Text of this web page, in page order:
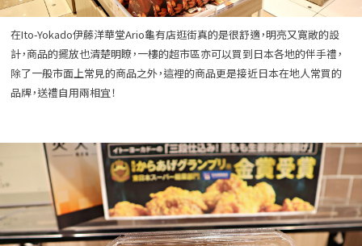
在Ito-Yokado伊藤洋華堂Ario龜有店逛街真的是很舒適，明亮又寛敞的設
計，商品的擺放也清楚明瞭，一樓的超市區亦可以買到日本各地的伴手禮，
除了一般市面上常見的商品之外，這裡的商品更是接近日本在地人常買的
品牌，送禮自用兩相宜！